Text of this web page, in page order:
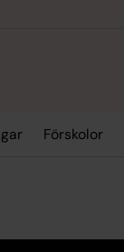
Förskolor